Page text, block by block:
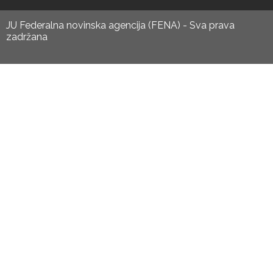
JU Federalna novinska agencija (FENA) - Sva prava
zadržana